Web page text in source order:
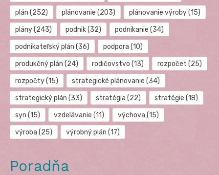
plán (252) plánovanie (203) plánovanie výroby(15)
plány(243) podnik(32) podnikanie (34)
podnikateľský plán (36) podpora (10)
produkčný plán (24) rodičovstvo (13) rozpočet (25)
rozpočty(15) strategické plánovanie (34)
strategický plán (33) stratégia (22) stratégie (18)
syn (15) vzdelávanie (11) výchova (15)
výroba (25) výrobný plán (17)
Poradňa